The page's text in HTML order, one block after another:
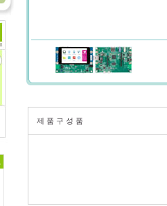
제 품 구 성 품